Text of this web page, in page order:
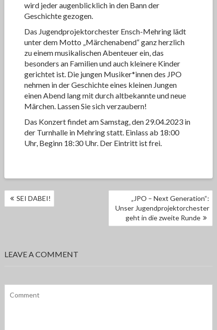
wird jeder augenblicklich in den Bann der
Geschichte gezogen.
Das Jugendprojektorchester Ensch-Mehring lädt
unter dem Motto „Märchenabend“ ganz herzlich
zu einem musikalischen Abenteuer ein, das
besonders an Familien und auch kleinere Kinder
gerichtet ist. Die jungen Musiker*innen des JPO
nehmen in der Geschichte eines kleinen Jungen
einen Abend lang mit durch altbekannte und neue
Märchen. Lassen Sie sich verzaubern!
Das Konzert findet am Samstag, den 29.04.2023 in
der Turnhalle in Mehring statt. Einlass ab 18:00
Uhr, Beginn 18:30 Uhr. Der Eintritt ist frei.
BEITRAGSNAVIGATION
SEI DABEI!
„JPO – Next Generation“:
Unser Jugendprojektorchester
geht in die zweite Runde
LEAVE A COMMENT